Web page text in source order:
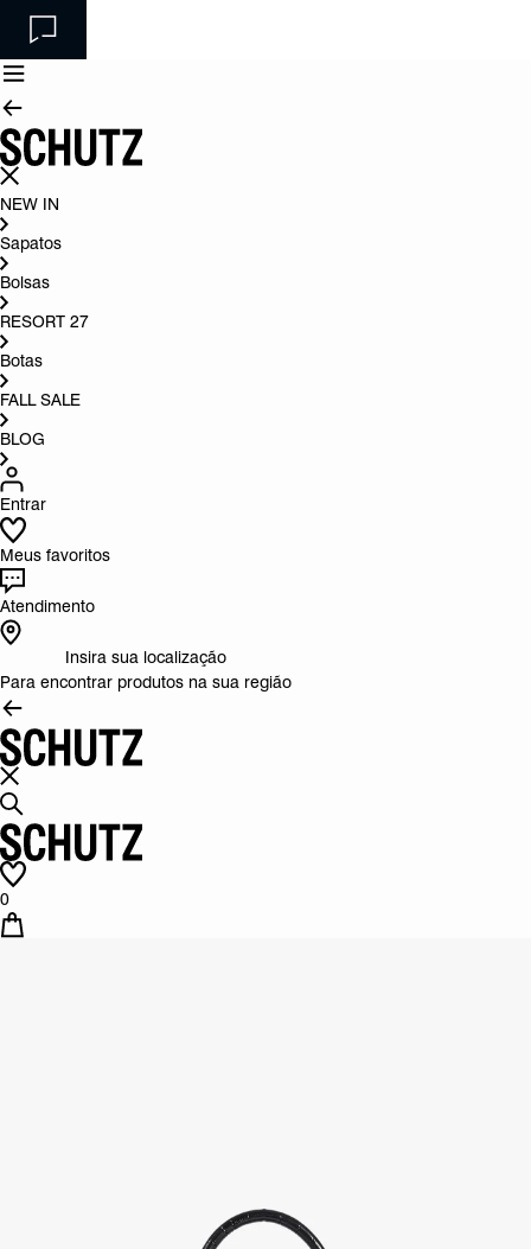
NEW IN
Sapatos
Bolsas
RESORT 27
Botas
FALL SALE
BLOG
Entrar
Meus favoritos
Atendimento
Insira sua localização
Para encontrar produtos na sua região
0